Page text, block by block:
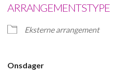
ARRANGEMENTSTYPE
Eksterne arrangement
Onsdager